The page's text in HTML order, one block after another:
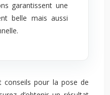
garantissent une
belle mais aussi
conseils pour la pose de